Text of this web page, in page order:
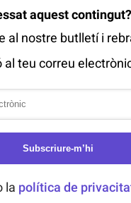
aquest contingut?
al nostre butlletí i
al teu correu
Subscriure-m’hi
la política de